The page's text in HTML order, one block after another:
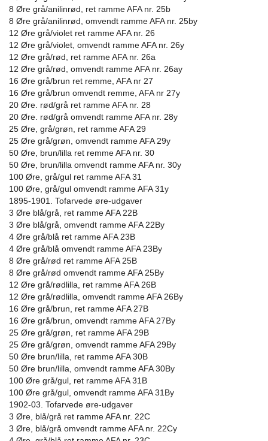
8 Øre grå/anilinrød, ret ramme AFA nr. 25b
8 Øre grå/anilinrød, omvendt ramme AFA nr. 25by
12 Øre grå/violet ret ramme AFA nr. 26
12 Øre grå/violet, omvendt ramme AFA nr. 26y
12 Øre grå/rød, ret ramme AFA nr. 26a
12 Øre grå/rød, omvendt ramme AFA nr. 26ay
16 Øre grå/brun ret remme, AFA nr 27
16 Øre grå/brun omvendt remme, AFA nr 27y
20 Øre. rød/grå ret ramme AFA nr. 28
20 Øre. rød/grå omvendt ramme AFA nr. 28y
25 Øre, grå/grøn, ret ramme AFA 29
25 Øre grå/grøn, omvendt ramme AFA 29y
50 Øre, brun/lilla ret remme AFA nr. 30
50 Øre, brun/lilla omvendt ramme AFA nr. 30y
100 Øre, grå/gul ret ramme AFA 31
100 Øre, grå/gul omvendt ramme AFA 31y
1895-1901. Tofarvede øre-udgaver
3 Øre blå/grå, ret ramme AFA 22B
3 Øre blå/grå, omvendt ramme AFA 22By
4 Øre grå/blå ret ramme AFA 23B
4 Øre grå/blå omvendt ramme AFA 23By
8 Øre grå/rød ret ramme AFA 25B
8 Øre grå/rød omvendt ramme AFA 25By
12 Øre grå/rødlilla, ret ramme AFA 26B
12 Øre grå/rødlilla, omvendt ramme AFA 26By
16 Øre grå/brun, ret ramme AFA 27B
16 Øre grå/brun, omvendt ramme AFA 27By
25 Øre grå/grøn, ret ramme AFA 29B
25 Øre grå/grøn, omvendt ramme AFA 29By
50 Øre brun/lilla, ret ramme AFA 30B
50 Øre brun/lilla, omvendt ramme AFA 30By
100 Øre grå/gul, ret ramme AFA 31B
100 Øre grå/gul, omvendt ramme AFA 31By
1902-03. Tofarvede øre-udgaver
3 Øre, blå/grå ret ramme AFA nr. 22C
3 Øre, blå/grå omvendt ramme AFA nr. 22Cy